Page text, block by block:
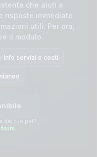
che aiuti a
risposte immediate
utili. Per ora,
il modulo.
Info servizi e costi
del tuo pet?
form